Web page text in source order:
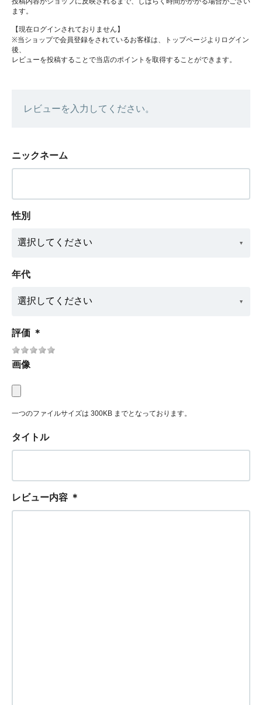
ます。
【現在ログインされておりません】
※当ショップで会員登録をされているお客様は、トップページよりログイン
後、
レビューを投稿することで当店のポイントを取得することができます。
レビューを入力してください。
ニックネーム
性別
年代
評価 ＊
画像
一つのファイルサイズは 300KB までとなっております。
タイトル
レビュー内容 ＊